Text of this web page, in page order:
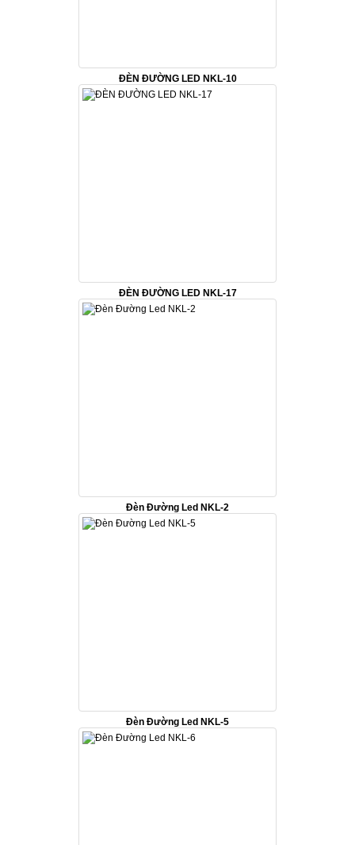
ĐÈN ĐƯỜNG LED NKL-10
ĐÈN ĐƯỜNG LED NKL-17
Đèn Đường Led NKL-2
Đèn Đường Led NKL-5